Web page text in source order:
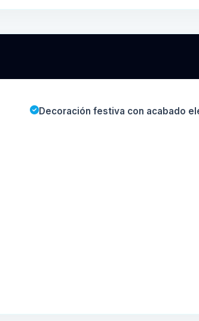
Decoración festiva con acabado